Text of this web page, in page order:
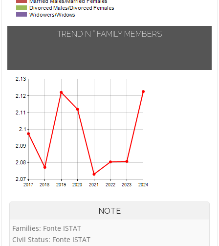
TREND N ° FAMILY MEMBERS
NOTE
Families: Fonte ISTAT
Civil Status: Fonte ISTAT